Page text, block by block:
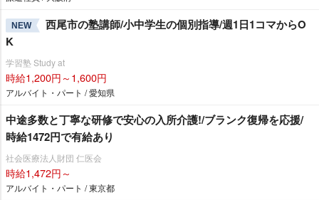
NEW
西尾市の塾講師/小中学生の個別指導/週1日1コマからO
K
学習塾 Study at
時給1,200円～1,600円
アルバイト・パート / 愛知県
中途多数と丁寧な研修で安心の入所介護!/ブランク復帰を応援/
時給1472円で有給あり
社会医療法人財団 仁医会
時給1,472円～
アルバイト・パート / 東京都